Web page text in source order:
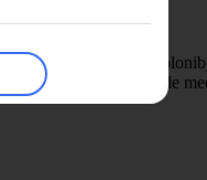
gaderne er fulde af
der ligger side om side